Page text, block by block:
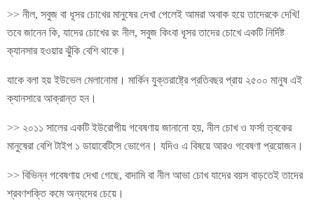
>> নীল, সবুজ বা ধূসর চোখের মানুষের দেখা পেলেই আমরা অবাক হয়ে তাদেরকে দেখি!
তবে জানেন কি, যাদের চোখের রং নীল, সবুজ কিংবা ধূসর তাদের চোখে একটি নির্দিষ্ট
ক্যানসার হওয়ার ঝুঁকি বেশি থাকে।
যাকে বলা হয় ইউভেল মেলানোমা। মার্কিন যুক্তরাষ্ট্রে প্রতিবছর প্রায় ২৫০০ মানুষ এই
ক্যানসারে আক্রান্ত হন।
>> ২০১১ সালের একটি ইউরোপীয় গবেষণায় জানানো হয়, নীল চোখ ও ফর্সা ত্বকের
মানুষেরা বেশি টাইপ ১ ডায়াবেটিসে ভোগেন। যদিও এ বিষয়ে আরও গবেষণা প্রয়োজন।
>> বিভিন্ন গবেষণায় দেখা গেছে, বাদামি বা নীল আভা চোখ যাদের বয়স বাড়তেই তাদের
শ্রবণশক্তি কমে অন্যদের চেয়ে।